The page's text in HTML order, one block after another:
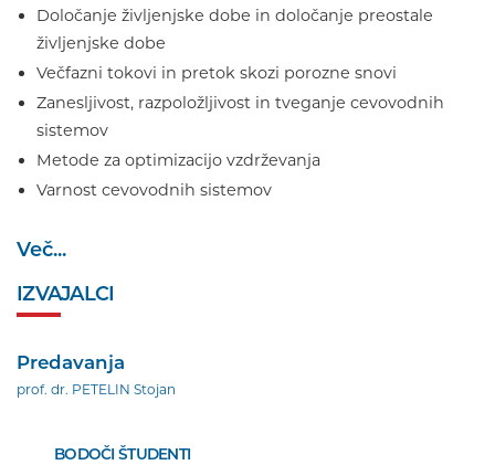
Določanje življenjske dobe in določanje preostale
življenjske dobe
Večfazni tokovi in pretok skozi porozne snovi
Zanesljivost, razpoložljivost in tveganje cevovodnih
sistemov
Metode za optimizacijo vzdrževanja
Varnost cevovodnih sistemov
Več...
IZVAJALCI
Predavanja
prof. dr. PETELIN Stojan
BODOČI ŠTUDENTI